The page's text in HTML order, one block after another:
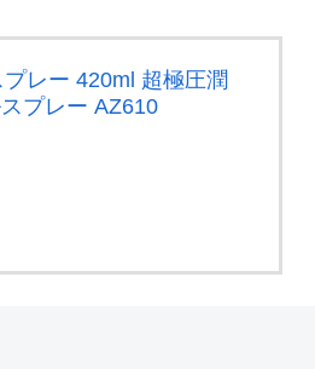
レー 420ml 超極圧潤
プレー AZ610